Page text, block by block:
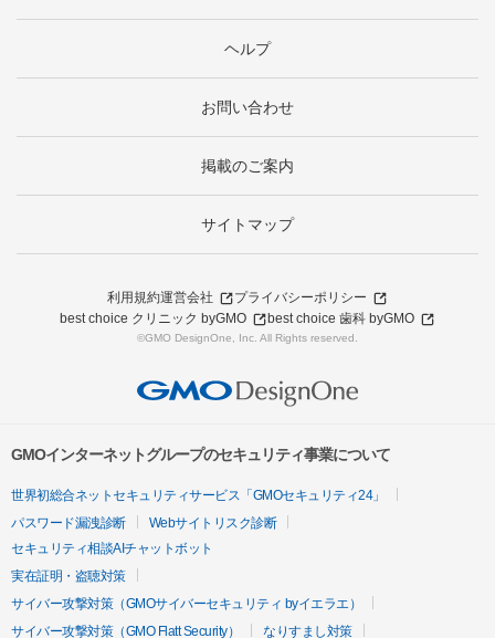
ヘルプ
お問い合わせ
掲載のご案内
サイトマップ
利用規約運営会社
プライバシーポリシー
best choice クリニック byGMO
best choice 歯科 byGMO
©GMO DesignOne, Inc. All Rights reserved.
GMOインターネットグループのセキュリティ事業について
世界初総合ネットセキュリティサービス「GMOセキュリティ24」
パスワード漏洩診断
Webサイトリスク診断
セキュリティ相談AIチャットボット
実在証明・盗聴対策
サイバー攻撃対策（GMOサイバーセキュリティ byイエラエ）
サイバー攻撃対策（GMO Flatt Security）
なりすまし対策